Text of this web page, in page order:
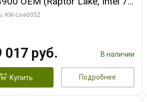
8PC// 64 ГБ ОЗУ (2
3xDP HD/ 512 ГБ SSD)
KW-Live0052
017 руб. В наличии
Купить Подробнее